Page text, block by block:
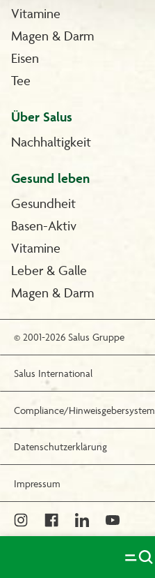
Vitamine
Magen & Darm
Eisen
Tee
Über Salus
Nachhaltigkeit
Gesund leben
Gesundheit
Basen-Aktiv
Vitamine
Leber & Galle
Magen & Darm
© 2001-2026 Salus Gruppe
Salus International
Compliance/Hinweisgebersystem
Datenschutzerklärung
Impressum